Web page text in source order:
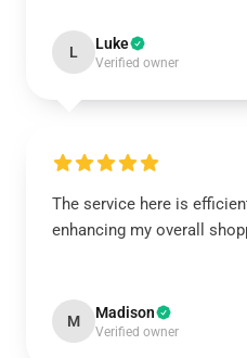
L Luke
Verified owner
The service here is
enhancing my overall
M Madison
Verified owner